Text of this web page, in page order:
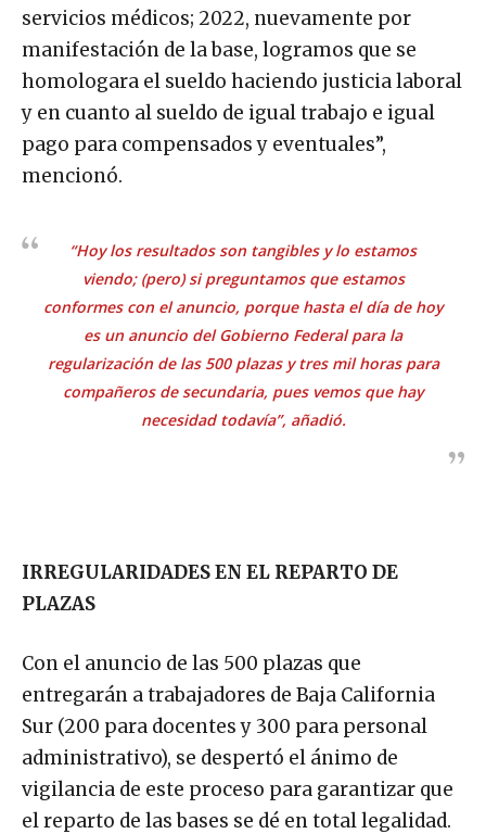
servicios médicos; 2022, nuevamente por
manifestación de la base, logramos que se
homologara el sueldo haciendo justicia laboral
y en cuanto al sueldo de igual trabajo e igual
pago para compensados y eventuales”,
mencionó.
“Hoy los resultados son tangibles y lo estamos
viendo; (pero) si preguntamos que estamos
conformes con el anuncio, porque hasta el día de hoy
es un anuncio del Gobierno Federal para la
regularización de las 500 plazas y tres mil horas para
compañeros de secundaria, pues vemos que hay
necesidad todavía”, añadió.
IRREGULARIDADES EN EL REPARTO DE
PLAZAS
Con el anuncio de las 500 plazas que
entregarán a trabajadores de Baja California
Sur (200 para docentes y 300 para personal
administrativo), se despertó el ánimo de
vigilancia de este proceso para garantizar que
el reparto de las bases se dé en total legalidad.